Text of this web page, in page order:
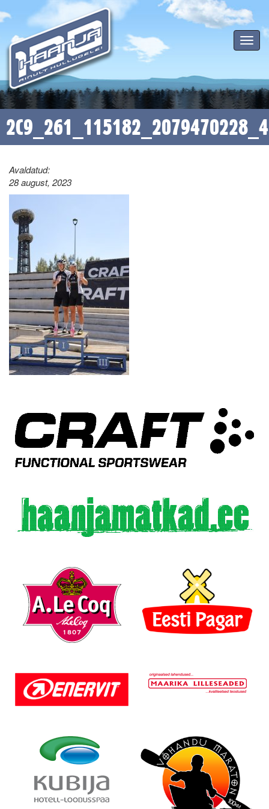
Toggle
2C9_261_115182_2079470228_4
Avaldatud:
28 august, 2023